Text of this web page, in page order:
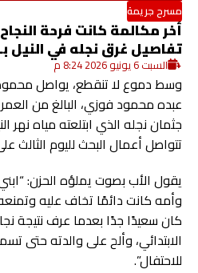
مسرح جريمة
أخر مكالمة كانت فرحة
تفاصيل غرق نجله في النيل
السبت 6 يونيو 2026 8:24 م
وسط دموع لا تنقطع، يواصل
جثمان نجله الذي ابتلعته مياه نهر
تتواصل أعمال البحث لليوم الثالث
يقول الأب بصوت يملؤه الحزن:
وأمه كانت دائمًا تخاف عليه
كان سعيدًا جدًا بعدما عرف نتيجة
الابتدائي، وألح على والدته حتى
للاحتفال”.